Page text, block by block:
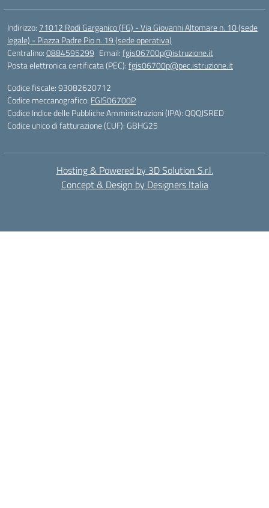
Indirizzo: 71012 Rodi Garganico (FG) - Via Giovanni Altomare n. 10 (sede
legale) - Piazza Padre Pio n. 19 (sede operativa)
Centralino:0884595299 Email:fgis06700p@istruzione.it
Posta elettronica certificata (PEC):fgis06700p@pec.istruzione.it
Codice fiscale: 93082620712
Codice meccanografico: FGIS06700P
Codice Indice delle Pubbliche Amministrazioni (IPA): QQQJSRED
Codice unico di fatturazione (CUF): GBHG25
Hosting & Powered by 3D Solution S.r.l.
Concept & Design by Designers Italia